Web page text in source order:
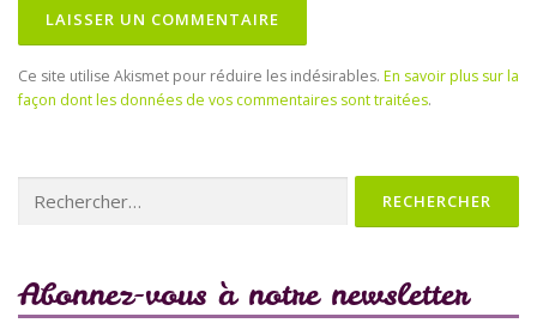
Ce site utilise Akismet pour réduire les indésirables. En savoir plus sur la
façon dont les données de vos commentaires sont traitées.
Abonnez-vous à notre newsletter